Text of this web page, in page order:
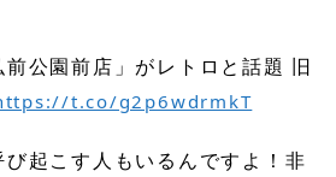
前公園前店」がレトロと話題 旧
t.co/g2p6wdrmkT
起こす人もいるんですよ！非